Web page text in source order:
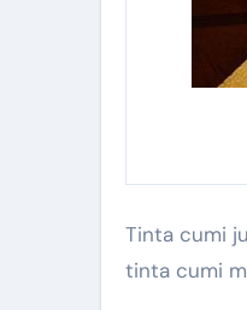
Tinta cumi
tinta cumi